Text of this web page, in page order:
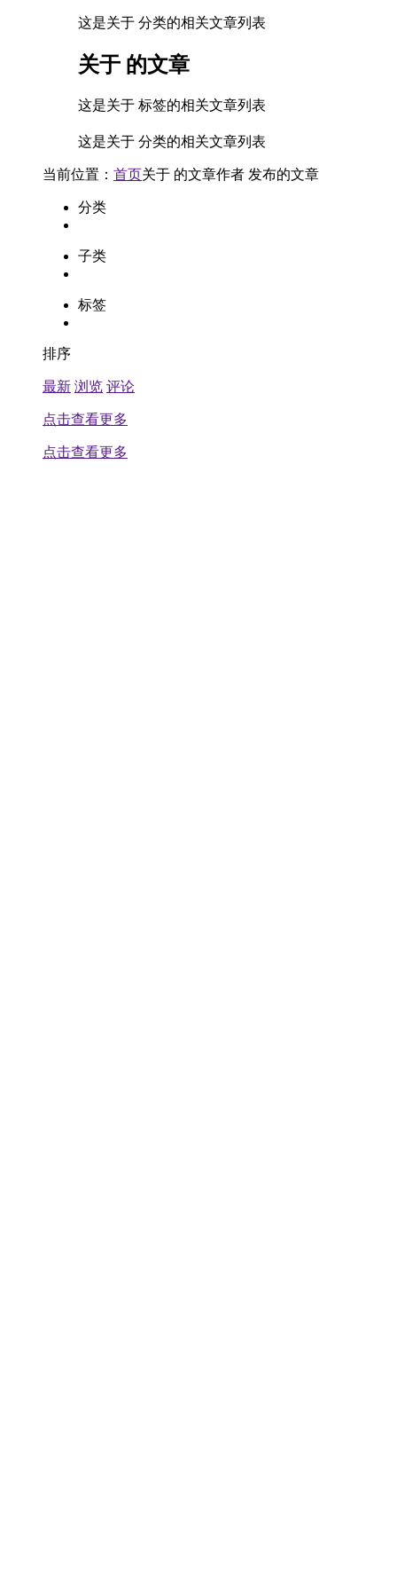
这是关于 分类的相关文章列表
关于 的文章
这是关于 标签的相关文章列表
这是关于 分类的相关文章列表
当前位置： 首页关于 的文章作者 发布的文章
分类
子类
标签
排序
最新 浏览 评论
点击查看更多
点击查看更多